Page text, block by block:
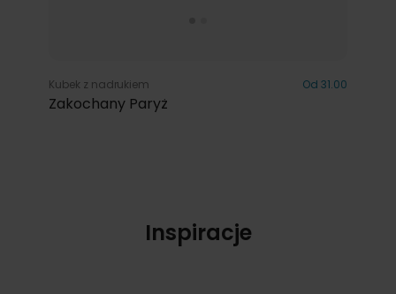
Kubek z nadrukiem Od 31.00
Zakochany Paryż
Inspiracje